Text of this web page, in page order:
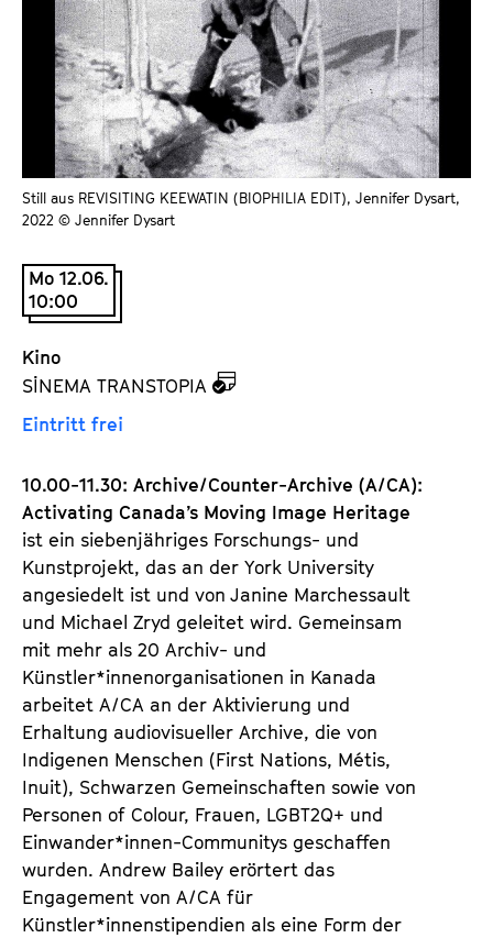
.Still aus REVISITING KEEWATIN (BIOPHILIA EDIT), Jennifer Dysart,
2022 © Jennifer Dysart
Mo 12.06.
10:00
Kino
SİNEMA TRANSTOPIA
m
K
a
e
n
d
e
r
Eintritt frei
10.00-11.30: Archive/Counter-Archive (A/CA):
Activating Canada’s Moving Image Heritage
ist ein siebenjähriges Forschungs- und
Kunstprojekt, das an der York University
angesiedelt ist und von Janine Marchessault
und Michael Zryd geleitet wird. Gemeinsam
mit mehr als 20 Archiv- und
Künstler*innenorganisationen in Kanada
arbeitet A/CA an der Aktivierung und
Erhaltung audiovisueller Archive, die von
Indigenen Menschen (First Nations, Métis,
Inuit), Schwarzen Gemeinschaften sowie von
Personen of Colour, Frauen, LGBT2Q+ und
Einwander*innen-Communitys geschaffen
wurden. Andrew Bailey erörtert das
Engagement von A/CA für
Künstler*innenstipendien als eine Form der